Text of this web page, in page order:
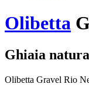
Olibetta
Ghiaia
Olibetta Gravel Rio